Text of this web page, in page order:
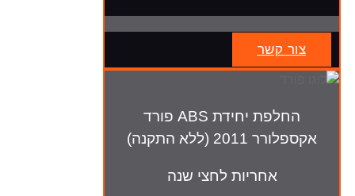
צור קשר
החלפת יחידת ABS פורד
אקספלורר 2011 (ללא התקנה)
אחריות לחצי שנה